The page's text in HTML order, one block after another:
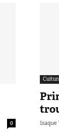
0 Isaque